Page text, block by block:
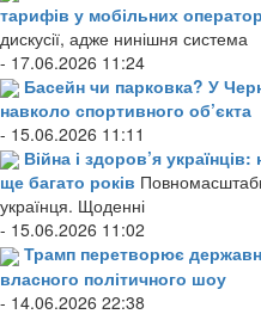
тарифів у мобільних
дискусії, адже нинішня система
- 17.06.2026 11:24
Басейн чи парковка? У
навколо спортивного об’єкта
- 15.06.2026 11:11
Війна і здоров’я
ще багато років
українця. Щоденні
- 15.06.2026 11:02
Трамп перетворює
власного політичного шоу
- 14.06.2026 22:38